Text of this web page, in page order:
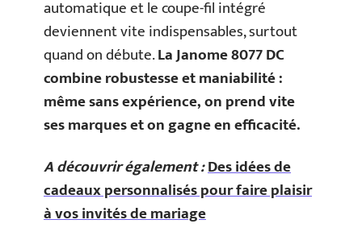
automatique et le coupe-fil intégré
deviennent vite indispensables, surtout
quand on débute.La Janome 8077 DC
combine robustesse et maniabilité :
même sans expérience, on prend vite
ses marques et on gagne en efficacité.
A découvrir également :Des idées de
cadeaux personnalisés pour faire plaisir
à vos invités de mariage